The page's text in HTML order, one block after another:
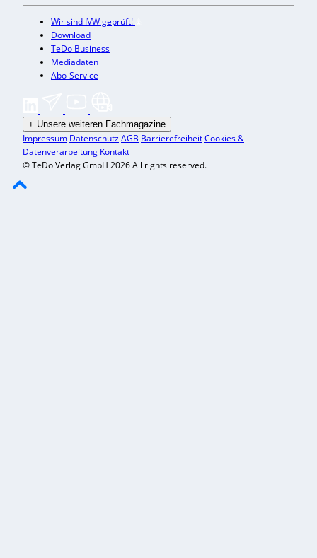
Wir sind IVW geprüft!
Download
TeDo Business
Mediadaten
Abo-Service
+ Unsere weiteren Fachmagazine
Impressum DatenschutzAGB BarrierefreiheitCookies &
Datenverarbeitung Kontakt
© TeDo Verlag GmbH 2026 All rights reserved.